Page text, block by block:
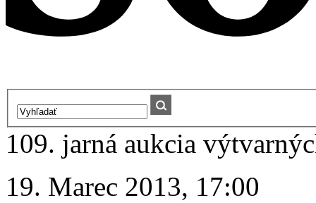
109. jarná aukcia
19. Marec 2013, 17:00